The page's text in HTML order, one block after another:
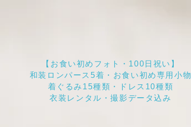
​【お食い初めフォト・100日祝い】
和装ロンパース5着・お食い初め専用小物
着ぐるみ15種類・ドレス10種類
​衣装レンタル・撮影データ込み